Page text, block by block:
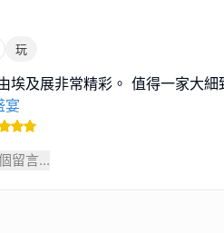
玩
宴
留言...